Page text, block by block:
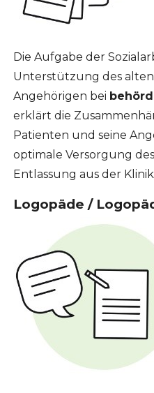
Die Aufgabe der
Unterstützung des
Angehörigen bei
erklärt die
Patienten und seine
optimale Versorgung
Entlassung aus der
Logopäde /